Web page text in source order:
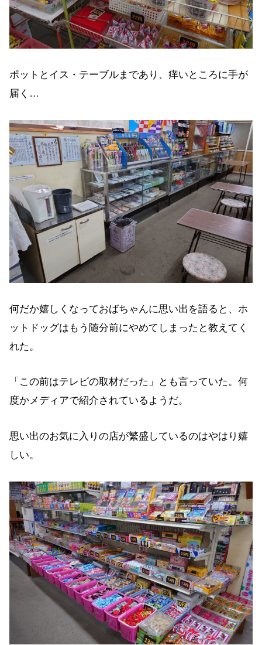
ポットとイス・テーブルまであり、痒いところに手が
届く…
何だか嬉しくなっておばちゃんに思い出を語ると、ホ
ットドッグはもう随分前にやめてしまったと教えてく
れた。
「この前はテレビの取材だった」とも言っていた。何
度かメディアで紹介されているようだ。
思い出のお気に入りの店が繁盛しているのはやはり嬉
しい。